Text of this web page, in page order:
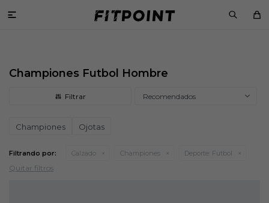

Championes Futbol Hombre
Recomendados
Championes Ojotas
Filtrando por: Calzado Championes Deporte: Futbol
Quitar filtros